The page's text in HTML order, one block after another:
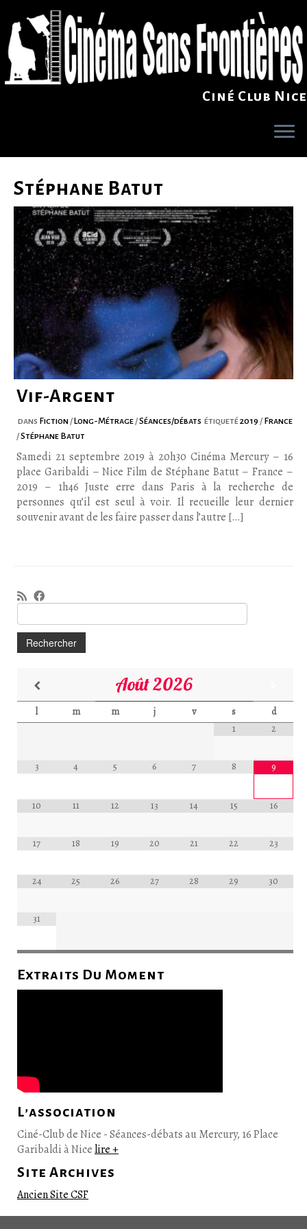
content
Ciné Club Nice
Stéphane Batut
Vif-Argent
dans Fiction/ Long-Métrage/Séances/débats étiqueté2019/ France
/Stéphane Batut
Samedi 21 septembre 2019 à 20h30 Cinéma Mercury – 16
place Garibaldi – Nice Film de Stéphane Batut – France –
2019 – 1h46 Juste erre dans Paris à la recherche de
personnes qu’il est seul à voir. Il recueille leur dernier
souvenir avant de les faire passer dans l’autre […]
Août2026
l m m j v s
d
1
2
3 4 5 6 7 8 9
10 11 12 13 14 15 16
17 18 19 20 21 22 23
24 25 26 27 28 29 30
31
Extraits Du Moment
L’association
Ciné-Club de Nice - Séances-débats au Mercury, 16 Place
Garibaldi à Nice lire +
Site Archives
Ancien Site CSF